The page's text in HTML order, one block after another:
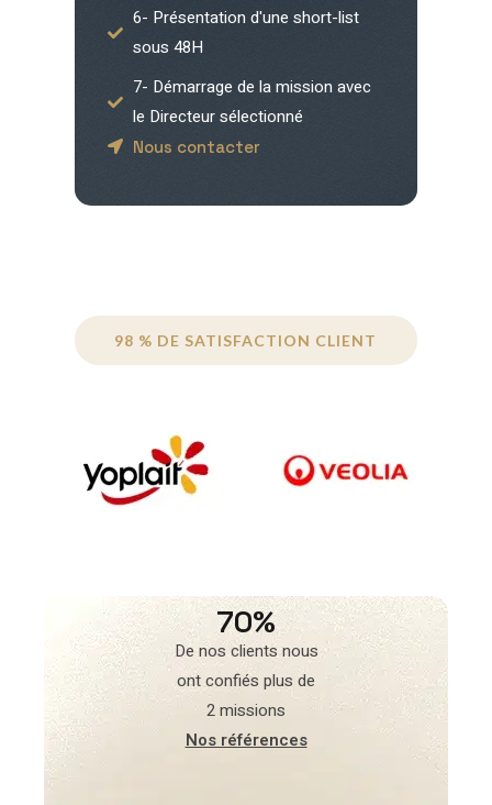
6- Présentation d'une short-list
sous 48H
7- Démarrage de la mission avec
le Directeur sélectionné
Nous contacter
98 % DE SATISFACTION CLIENT
70%
De nos clients nous
ont confiés plus de
2 missions
Nos références